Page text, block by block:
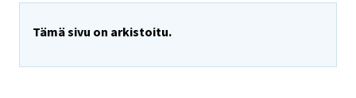
Tämä sivu on arkistoitu.